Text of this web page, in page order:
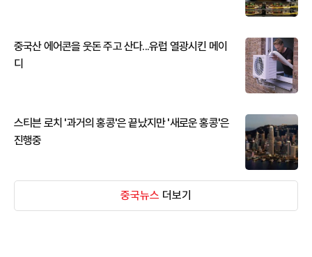
중국산 에어콘을 웃돈 주고 산다...유럽 열광시킨 메이
디
스티븐 로치 '과거의 홍콩'은 끝났지만 '새로운 홍콩'은
진행중
중국뉴스 더보기